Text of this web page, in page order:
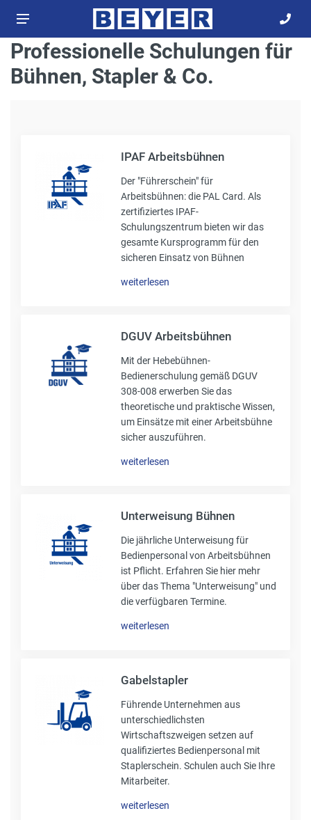
Professionelle Schulungen für
Bühnen, Stapler & Co.
IPAF Arbeitsbühnen
Der "Führerschein" für
Arbeitsbühnen: die PAL Card. Als
zertifiziertes IPAF-
Schulungszentrum bieten wir das
gesamte Kursprogramm für den
sicheren Einsatz von Bühnen
weiterlesen
DGUV Arbeitsbühnen
Mit der Hebebühnen-
Bedienerschulung gemäß DGUV
308-008 erwerben Sie das
theoretische und praktische Wissen,
um Einsätze mit einer Arbeitsbühne
sicher auszuführen.
weiterlesen
Unterweisung Bühnen
Die jährliche Unterweisung für
Bedienpersonal von Arbeitsbühnen
ist Pflicht. Erfahren Sie hier mehr
über das Thema "Unterweisung" und
die verfügbaren Termine.
weiterlesen
Gabelstapler
Führende Unternehmen aus
unterschiedlichsten
Wirtschaftszweigen setzen auf
qualifiziertes Bedienpersonal mit
Staplerschein. Schulen auch Sie Ihre
Mitarbeiter.
weiterlesen